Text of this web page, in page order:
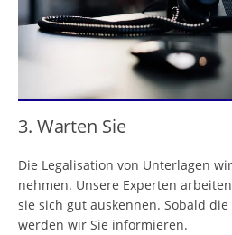
3. Warten Sie
Die Legalisation von Unterlagen
nehmen. Unsere Experten
sie sich gut auskennen. Sobald
werden wir Sie informieren.